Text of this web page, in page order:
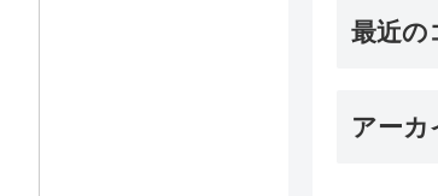
最近の
アーカ